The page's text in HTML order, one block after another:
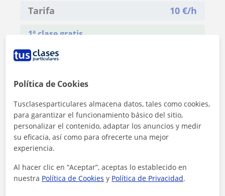
Tarifa 10 €/h
1ª clase gratis
Política de Cookies
Tusclasesparticulares almacena datos, tales como cookies,
para garantizar el funcionamiento básico del sitio,
personalizar el contenido, adaptar los anuncios y medir
su eficacia, así como para ofrecerte una mejor
experiencia.
Al hacer clic en “Aceptar”, aceptas lo establecido en
nuestra Política de Cookies y Política de Privacidad.